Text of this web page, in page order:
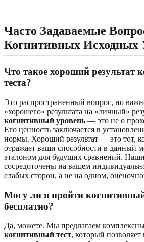
Часто Задаваемые
Когнитивных Исходных
Что такое хороший результат
теста?
Это распространенный вопрос, но
«хорошего» результата на «личный»
когнитивный уровень — это не о
Его ценность заключается в
нормы. Хороший результат — это тот,
отражает ваши способности в данный
эталоном для будущих сравнений.
сосредоточены на вашем
слабых сторон, а не на одном,
Могу ли я пройти
бесплатно?
Да, можете. Мы предлагаем
когнитивный тест, который позволяет